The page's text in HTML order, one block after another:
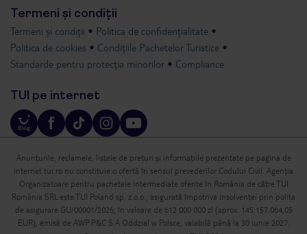
Termeni și condiții
Termeni și condiții
Politica de confidențialitate
Politica de cookies
Condițiile Pachetelor Turistice
Standarde pentru protecția minorilor
Compliance
TUI pe internet
Anunțurile, reclamele, listele de prețuri și informațiile prezentate pe pagina de
internet tui.ro nu constituie o ofertă în sensul prevederilor Codului Civil. Agenția
Organizatoare pentru pachetele intermediate oferite în România de către TUI
România SRL este TUI Poland sp. z.o.o., asigurată împotriva insolvenței prin polița
de asigurare GU/00001/2026, în valoare de 612 000 000 zl (aprox. 145.157.064,05
EUR), emisă de AWP P&C S.A Oddzial w Polsce, valabilă până la 30 iunie 2027.